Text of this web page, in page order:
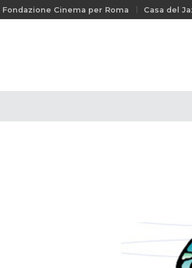
Fondazione Cinema per Roma Casa del